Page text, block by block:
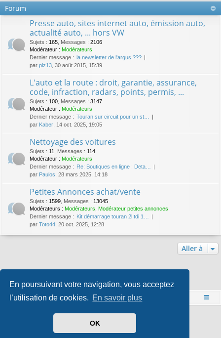
En poursuivant votre navigation, vous acceptez
l’utilisation de cookies. En savoir plus
OK
Forum
Presse auto, sites internet auto, émission auto,
actualité auto, ... hors VW
Sujets : 165 Messages : 2106
Modérateur : Modérateurs
Dernier message : la newsletter de l'argus ???
par plz13 , 30 août 2015, 15:39
L'auto et la route : droit, garantie, assurance,
code, infraction, radars, points, permis, ...
Sujets : 100 Messages : 3147
Modérateur : Modérateurs
Dernier message : Touran sur circuit pour un st…
par Kaber , 14 oct. 2025, 19:05
Nettoyage des voitures
Sujets : 11 Messages : 114
Modérateur : Modérateurs
Dernier message : Re: Boutiques en ligne : Deta…
par Paulos , 28 mars 2025, 14:18
Petites Annonces achat/vente
Sujets : 1599 Messages : 13045
Modérateurs : Modérateurs Modérateur petites annonces
Dernier message : Kit démarrage touran 2l tdi 1…
par Toto44 , 20 oct. 2025, 12:28
Aller à
Qui est en ligne
Utilisateurs parcourant ce forum : Aucun utilisateur enregistré et 1 invité
Accueil Index du forum
Développé parphpBB® Forum Software © phpBB Limited
Arty- phpBB 3.3 par MrGaby
phpBB-fr.com